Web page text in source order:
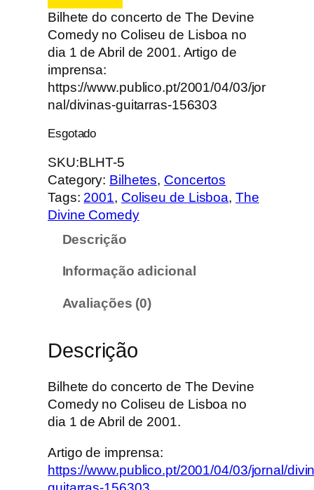
Bilhete do concerto de The Devine
Comedy no Coliseu de Lisboa no
dia 1 de Abril de 2001. Artigo de
imprensa:
https://www.publico.pt/2001/04/03/jor
nal/divinas-guitarras-156303
Esgotado
SKU:BLHT-5
Category: Bilhetes, Concertos
Tags: 2001, Coliseu de Lisboa, The
Divine Comedy
Descrição
Informação adicional
Avaliações (0)
Descrição
Bilhete do concerto de The Devine
Comedy no Coliseu de Lisboa no
dia 1 de Abril de 2001.
Artigo de imprensa:
https://www.publico.pt/2001/04/03/jornal/